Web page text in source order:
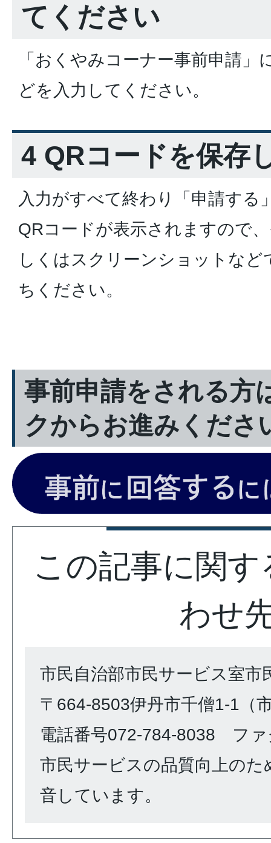
てください
「おくやみコーナー事前申請」
どを入力してください。
4 QRコードを保存
入力がすべて終わり「申請する
QRコードが表示されますので
しくはスクリーンショットなど
ちください。
事前申請をされる方
クからお進みくださ
この記事に関
わせ
市民自治部市民サービス室市
〒664-8503伊丹市千僧1-1（
電話番号072-784-8038 ファ
市民サービスの品質向上のた
音しています。